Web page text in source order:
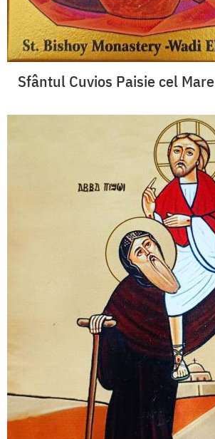
Sfântul Cuvios Paisie cel Mare